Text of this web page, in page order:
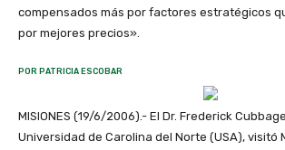
compensados más por factores estratégicos
por mejores precios».
POR PATRICIA ESCOBAR
MISIONES (19/6/2006).- El Dr. Frederick
Universidad de Carolina del Norte (USA), visitó